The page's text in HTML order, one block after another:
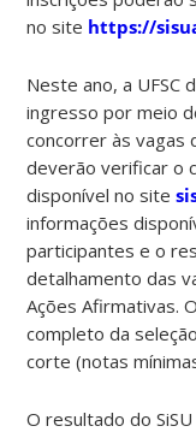
no site https://
Neste ano, a UFSC
ingresso por meio
concorrer às vagas
deverão verificar o
disponível no site
informações
participantes e o
detalhamento das
Ações Afirmativas.
completo da
corte (notas
O resultado do